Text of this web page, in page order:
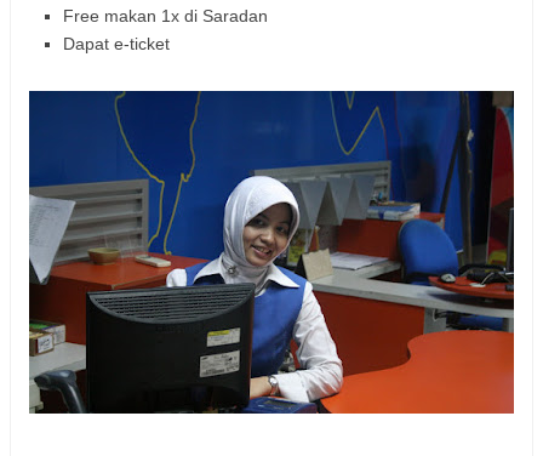
Free makan 1x di Saradan
Dapat e-ticket